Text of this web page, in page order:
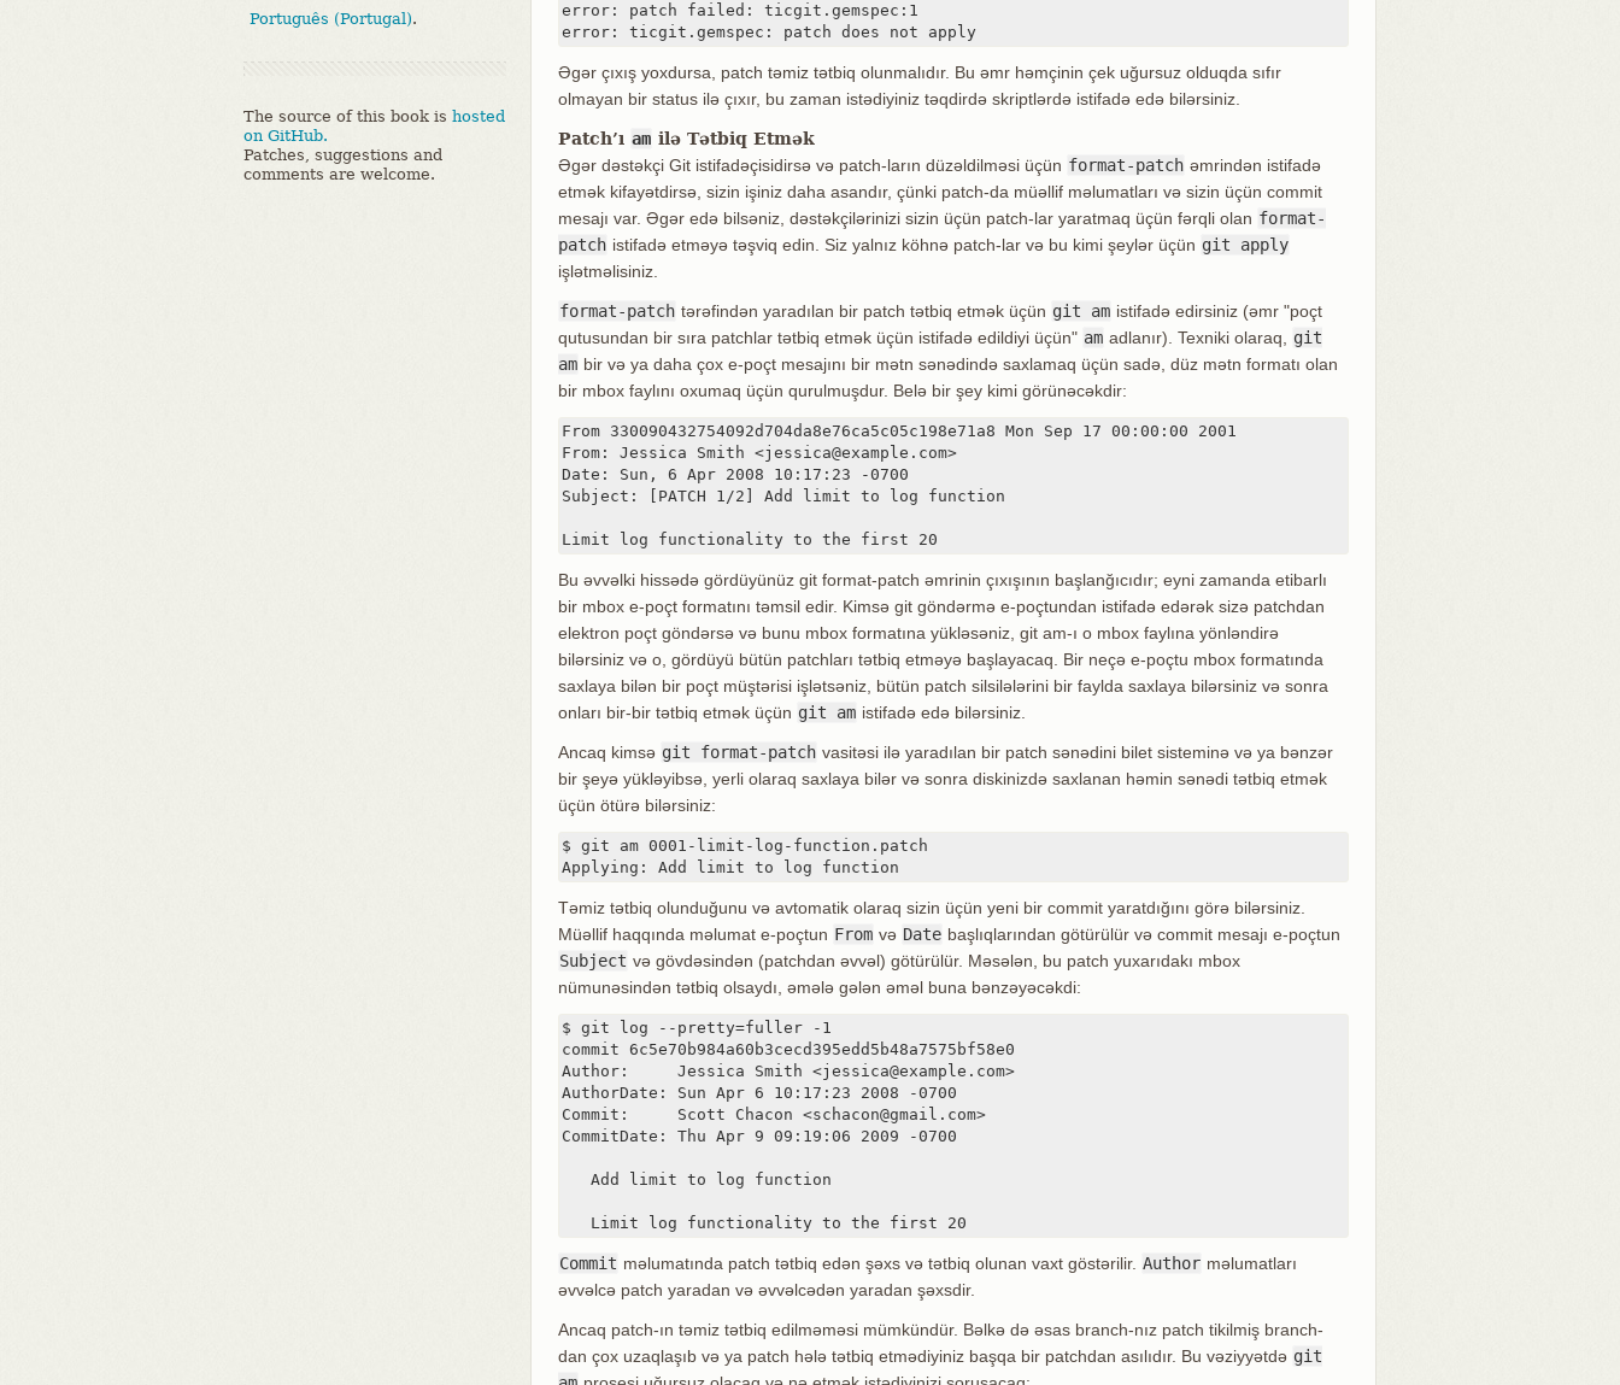
Português (Portugal).
The source of this book is hosted
on GitHub.
Patches, suggestions and
comments are welcome.
error: patch failed: ticgit.gemspec:1
error: ticgit.gemspec: patch does not apply
Əgər çıxış yoxdursa, patch təmiz tətbiq olunmalıdır. Bu əmr həmçinin çek uğursuz olduqda sıfır
olmayan bir status ilə çıxır, bu zaman istədiyiniz təqdirdə skriptlərdə istifadə edə bilərsiniz.
Patch’ı am ilə Tətbiq Etmək
Əgər dəstəkçi Git istifadəçisidirsə və patch-ların düzəldilməsi üçün format-patch əmrindən istifadə
etmək kifayətdirsə, sizin işiniz daha asandır, çünki patch-da müəllif məlumatları və sizin üçün commit
mesajı var. Əgər edə bilsəniz, dəstəkçilərinizi sizin üçün patch-lar yaratmaq üçün fərqli olan format-
patch istifadə etməyə təşviq edin. Siz yalnız köhnə patch-lar və bu kimi şeylər üçün git apply
işlətməlisiniz.
format-patch tərəfindən yaradılan bir patch tətbiq etmək üçün git am istifadə edirsiniz (əmr "poçt
qutusundan bir sıra patchlar tətbiq etmək üçün istifadə edildiyi üçün" am adlanır). Texniki olaraq,
git
am bir və ya daha çox e-poçt mesajını bir mətn sənədində saxlamaq üçün sadə, düz mətn formatı olan
bir mbox faylını oxumaq üçün qurulmuşdur. Belə bir şey kimi görünəcəkdir:
From 330090432754092d704da8e76ca5c05c198e71a8 Mon Sep 17 00:00:00 2001
From: Jessica Smith <jessica@example.com>
Date: Sun, 6 Apr 2008 10:17:23 -0700
Subject: [PATCH 1/2] Add limit to log function
Limit log functionality to the first 20
Bu əvvəlki hissədə gördüyünüz git format-patch əmrinin çıxışının başlanğıcıdır; eyni zamanda etibarlı
bir mbox e-poçt formatını təmsil edir. Kimsə git göndərmə e-poçtundan istifadə edərək sizə patchdan
elektron poçt göndərsə və bunu mbox formatına yükləsəniz, git am-ı o mbox faylına yönləndirə
bilərsiniz və o, gördüyü bütün patchları tətbiq etməyə başlayacaq. Bir neçə e-poçtu mbox formatında
saxlaya bilən bir poçt müştərisi işlətsəniz, bütün patch silsilələrini bir faylda saxlaya bilərsiniz və sonra
onları bir-bir tətbiq etmək üçün git am istifadə edə bilərsiniz.
Ancaq kimsə git format-patch vasitəsi ilə yaradılan bir patch sənədini bilet sisteminə və ya bənzər
bir şeyə yükləyibsə, yerli olaraq saxlaya bilər və sonra diskinizdə saxlanan həmin sənədi tətbiq etmək
üçün ötürə bilərsiniz:
$ git am 0001-limit-log-function.patch
Applying: Add limit to log function
Təmiz tətbiq olunduğunu və avtomatik olaraq sizin üçün yeni bir commit yaratdığını görə bilərsiniz.
Müəllif haqqında məlumat e-poçtun From və Date başlıqlarından götürülür və commit mesajı e-poçtun
Subject və gövdəsindən (patchdan əvvəl) götürülür. Məsələn, bu patch yuxarıdakı mbox
nümunəsindən tətbiq olsaydı, əmələ gələn əməl buna bənzəyəcəkdi:
$ git log --pretty=fuller -1
commit 6c5e70b984a60b3cecd395edd5b48a7575bf58e0
Author:     Jessica Smith <jessica@example.com>
AuthorDate: Sun Apr 6 10:17:23 2008 -0700
Commit:     Scott Chacon <schacon@gmail.com>
CommitDate: Thu Apr 9 09:19:06 2009 -0700
   Add limit to log function
   Limit log functionality to the first 20
Commit məlumatında patch tətbiq edən şəxs və tətbiq olunan vaxt göstərilir. Author məlumatları
əvvəlcə patch yaradan və əvvəlcədən yaradan şəxsdir.
Ancaq patch-ın təmiz tətbiq edilməməsi mümkündür. Bəlkə də əsas branch-nız patch tikilmiş branch-
dan çox uzaqlaşıb və ya patch hələ tətbiq etmədiyiniz başqa bir patchdan asılıdır. Bu vəziyyətdə git